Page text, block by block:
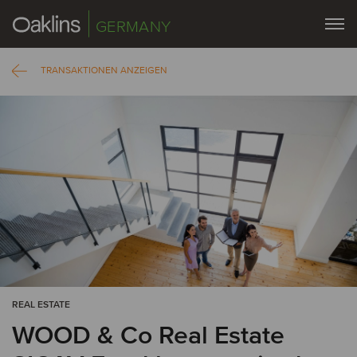
GERMANY
TRANSAKTIONEN ANZEIGEN
REAL ESTATE
WOOD & Co Real Estate